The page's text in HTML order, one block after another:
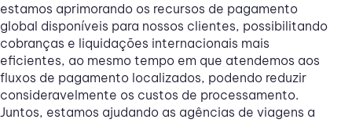
estamos aprimorando os recursos de pagamento
global disponíveis para nossos clientes, possibilitando
cobranças e liquidações internacionais mais
eficientes, ao mesmo tempo em que atendemos aos
fluxos de pagamento localizados, podendo reduzir
consideravelmente os custos de processamento.
Juntos, estamos ajudando as agências de viagens a